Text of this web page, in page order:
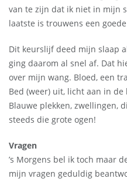
van te zijn dat ik niet in mijn
laatste is trouwens een
Dit keurslijf deed mijn slaap
ging daarom al snel af. Dat
over mijn wang. Bloed, een
Bed (weer) uit, licht aan in
Blauwe plekken, zwellingen,
steeds die grote ogen!
Vragen
’s Morgens bel ik toch maar
mijn vragen geduldig